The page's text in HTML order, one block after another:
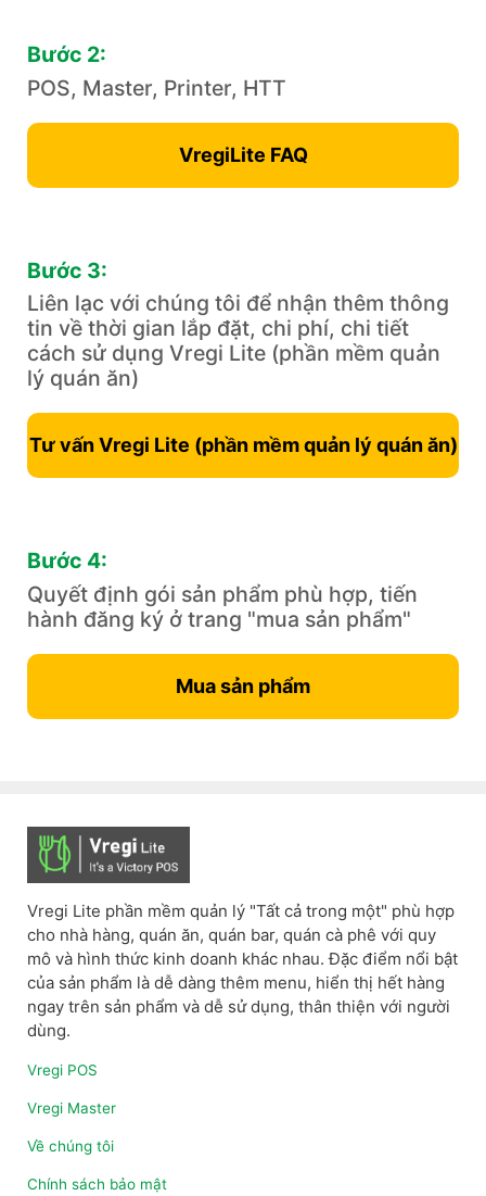
Bước 2:
POS, Master, Printer, HTT
VregiLite FAQ
Bước 3:
Liên lạc với chúng tôi để nhận thêm thông
tin về thời gian lắp đặt, chi phí, chi tiết
cách sử dụng Vregi Lite (phần mềm ​quản
lý quán ăn)
Tư vấn Vregi Lite (phần mềm ​quản lý quán ăn)
Bước 4:
Quyết định gói sản phẩm phù hợp, tiến
hành đăng ký ở trang "mua sản phẩm"
Mua sản phẩm
Vregi Lite phần mềm quản lý "Tất cả trong một" phù hợp
cho nhà hàng, quán ăn, quán bar, quán cà phê với quy
mô và hình thức kinh doanh khác nhau. Đặc điểm nổi bật
của sản phẩm là dễ dàng thêm menu, hiển thị hết hàng
ngay trên sản phẩm và dễ sử dụng, thân thiện với người
dùng.
Vregi POS
Vregi Master
Về chúng tôi
Chính sách bảo mật